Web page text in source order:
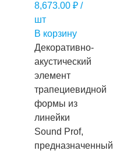
8,673.00 ₽ /
шт
В корзину
Декоративно-
акустический
элемент
трапециевидной
формы из
линейки
Sound Prof,
предназначенный